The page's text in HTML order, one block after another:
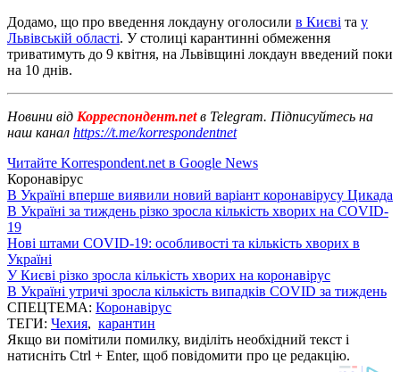
Додамо, що про введення локдауну оголосили в Києві та у
Львівській області. У столиці карантинні обмеження
триватимуть до 9 квітня, на Львівщині локдаун введений поки
на 10 днів.
Новини від Корреспондент.netв Telegram. Підписуйтесь на
наш канал https://t.me/korrespondentnet
Читайте Korrespondent.net в Google News
Коронавірус
В Україні вперше виявили новий варіант коронавірусу Цикада
В Україні за тиждень різко зросла кількість хворих на COVID-
19
Нові штами COVID-19: особливості та кількість хворих в
Україні
У Києві різко зросла кількість хворих на коронавірус
В Україні утричі зросла кількість випадків COVID за тиждень
СПЕЦТЕМА: Коронавірус
ТЕГИ: Чехия, карантин
Якщо ви помітили помилку, виділіть необхідний текст і
натисніть Ctrl + Enter, щоб повідомити про це редакцію.